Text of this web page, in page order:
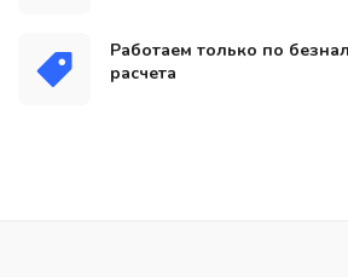
Работаем только по
расчета